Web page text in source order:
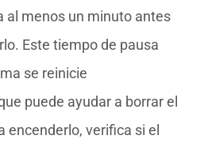
al menos un minuto antes
Este tiempo de pausa
se reinicie
puede ayudar a borrar el
encenderlo, verifica si el